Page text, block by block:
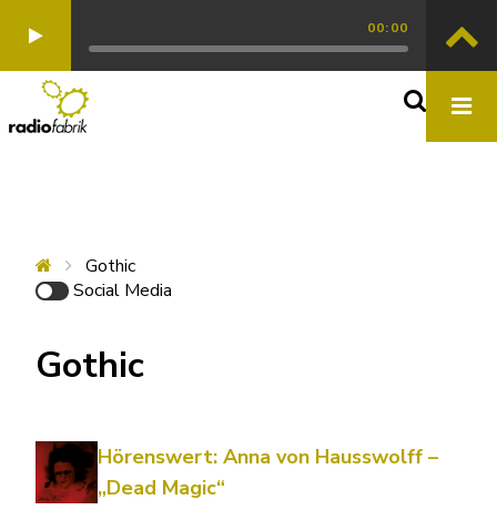
00:00
Gothic
Social Media
Gothic
Hörenswert: Anna von Hausswolff –
„Dead Magic“